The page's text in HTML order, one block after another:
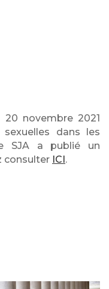
novembre 2021
dans les
SJA a publié un
consulter ICI.